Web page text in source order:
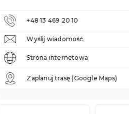
+48 13 469 20 10
Wyślij wiadomość
Strona internetowa
Zaplanuj trasę (Google Maps)